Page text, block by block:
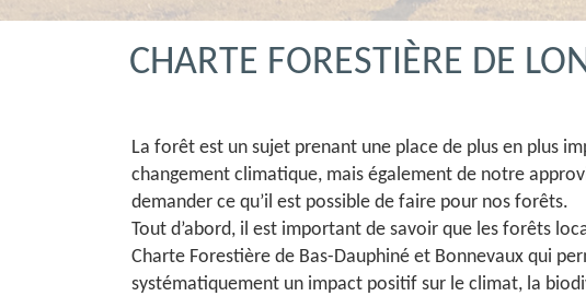
CHARTE FORESTIÈRE DE
La forêt est un sujet prenant une place de plus en plus
changement climatique, mais également de notre
demander ce qu’il est possible de faire pour nos forêts.
Tout d’abord, il est important de savoir que les forêts
Charte Forestière de Bas-Dauphiné et Bonnevaux qui
systématiquement un impact positif sur le climat, la